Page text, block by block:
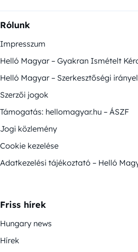
Rólunk
Impresszum
Helló Magyar – Gyakran Ismételt
Helló Magyar – Szerkesztőségi
Szerzői jogok
Támogatás: hellomagyar.hu – ÁSZF
Jogi közlemény
Cookie kezelése
Adatkezelési tájékoztató – Helló
Friss hírek
Hungary news
Hírek